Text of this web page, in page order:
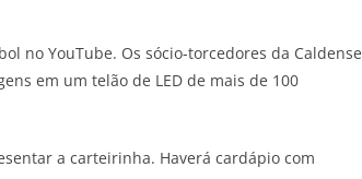
no YouTube. Os sócio-torcedores da Caldense
em um telão de LED de mais de 100
a carteirinha. Haverá cardápio com